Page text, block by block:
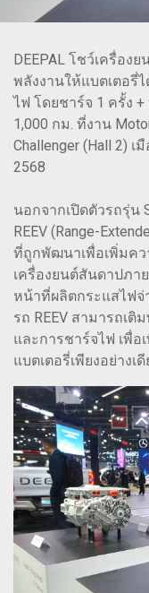
DEEPAL โชว์เครื่อง
พลังงานให้แบตเตอรี่
ไฟ โดยชาร์จ 1 ครั้ง
1,000 กม. ที่งาน
Challenger (Hall 2) เ
2568
นอกจากเปิดตัวรถรุ่น
REEV (Range-
ที่ถูกพัฒนาเพื่อเพิ่มคว
เครื่องยนต์สันดาปภา
หน้าที่ผลิตกระแสไฟจ่
รถ REEV สามารถเ
และการชาร์จไฟ เพื่
แบตเตอรี่เพียงอย่างเดี